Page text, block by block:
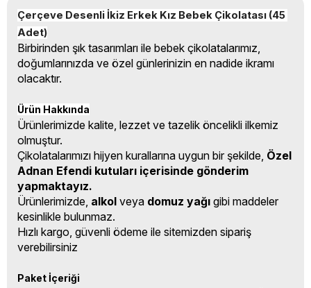
Çerçeve Desenli İkiz Erkek Kız Bebek Çikolatası (45
Adet)
Birbirinden şık tasarımları ile bebek çikolatalarımız,
doğumlarınızda ve özel günlerinizin en nadide ikramı
olacaktır.
Ürün Hakkında
Ürünlerimizde kalite, lezzet ve tazelik öncelikli ilkemiz
olmuştur.
Çikolatalarımızı hijyen kurallarına uygun bir şekilde, Özel
Adnan Efendi kutuları içerisinde gönderim
yapmaktayız.
Ürünlerimizde, alkol veya domuz yağı gibi maddeler
kesinlikle bulunmaz.
Hızlı kargo, güvenli ödeme ile sitemizden sipariş
verebilirsiniz
Paket İçeriği